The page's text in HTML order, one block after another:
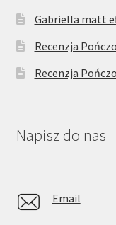
Gabriella matt
Recenzja
Recenzja
Napisz do nas
Email